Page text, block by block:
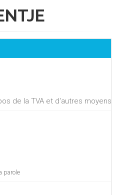
de la TVA et d'autres
parole